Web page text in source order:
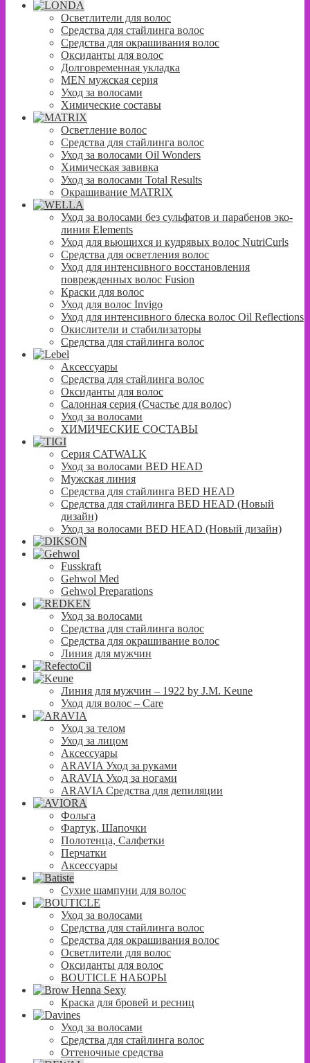
Осветлители для волос
Средства для стайлинга волос
Средства для окрашивания волос
Оксиданты для волос
Долговременная укладка
MEN мужская серия
Уход за волосами
Химические составы
Осветление волос
Средства для стайлинга волос
Уход за волосами Oil Wonders
Химическая завивка
Уход за волосами Total Results
Окрашивание MATRIX
Уход за волосами без сульфатов и парабенов эко-
линия Elements
Уход для вьющихся и кудрявых волос NutriCurls
Средства для осветления волос
Уход для интенсивного восстановления
поврежденных волос Fusion
Краски для волос
Уход для волос Invigo
Уход для интенсивного блеска волос Oil Reflections
Окислители и стабилизаторы
Средства для стайлинга волос
Аксессуары
Средства для стайлинга волос
Оксиданты для волос
Салонная серия (Счастье для волос)
Уход за волосами
ХИМИЧЕСКИЕ СОСТАВЫ
Серия CATWALK
Уход за волосами BED HEAD
Мужская линия
Средства для стайлинга BED HEAD
Средства для стайлинга BED HEAD (Новый
дизайн)
Уход за волосами BED HEAD (Новый дизайн)
Fusskraft
Gehwol Med
Gehwol Preparations
Уход за волосами
Средства для стайлинга волос
Средства для окрашивание волос
Линия для мужчин
Линия для мужчин – 1922 by J.M. Keune
Уход для волос – Сare
Уход за телом
Уход за лицом
Аксессуары
ARAVIA Уход за руками
ARAVIA Уход за ногами
ARAVIA Средства для депиляции
Фольга
Фартук, Шапочки
Полотенца, Салфетки
Перчатки
Аксессуары
Сухие шампуни для волос
Уход за волосами
Средства для стайлинга волос
Средства для окрашивания волос
Осветлители для волос
Оксиданты для волос
BOUTICLE НАБОРЫ
Краска для бровей и ресниц
Уход за волосами
Средства для стайлинга волос
Оттеночные средства